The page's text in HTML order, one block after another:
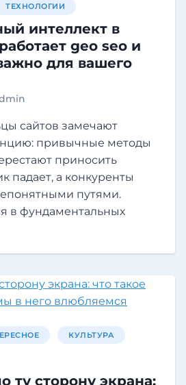
ТЕХНОЛОГИИ
интеллект в
geo seo и
для вашего
сайтов замечают
привычные методы
приносить
падает, а конкуренты
путями.
в фундаментальных
КУЛЬТУРА
ту сторону экрана: